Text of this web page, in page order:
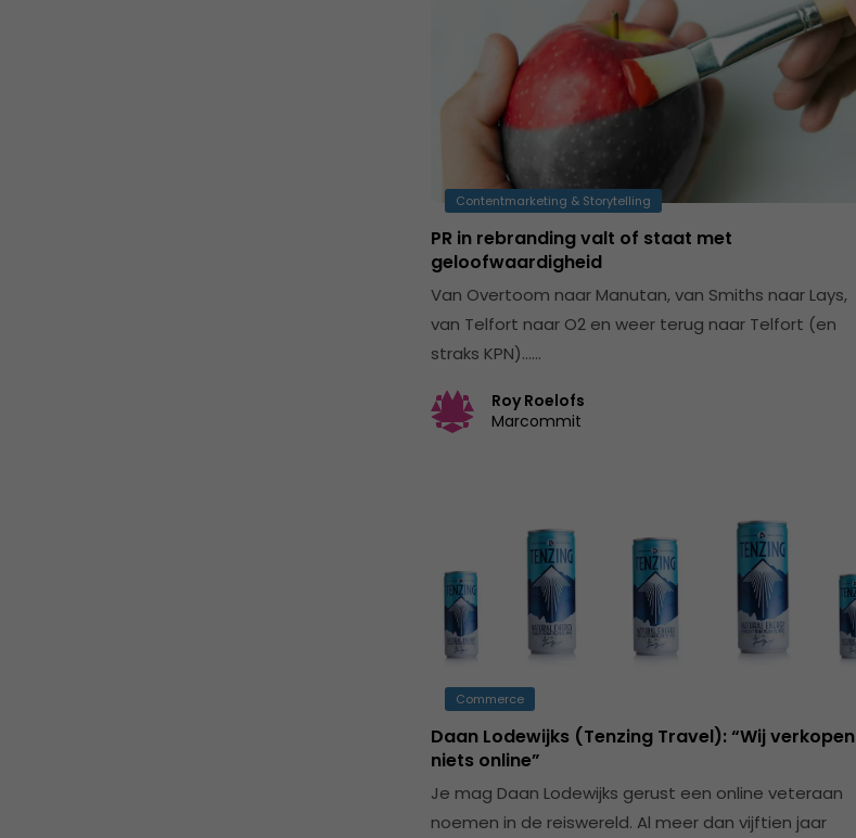
Contentmarketing & Storytelling
PR in rebranding valt of staat met
geloofwaardigheid
Van Overtoom naar Manutan, van Smiths naar Lays,
van Telfort naar O2 en weer terug naar Telfort (en
straks KPN)……
Roy Roelofs
Marcommit
Commerce
Daan Lodewijks (Tenzing Travel): “Wij verkopen
niets online”
Je mag Daan Lodewijks gerust een online veteraan
noemen in de reiswereld. Al meer dan vijftien jaar